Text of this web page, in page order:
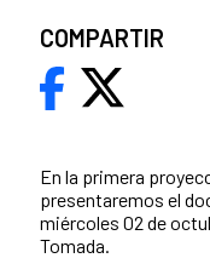
En la primera
presentaremos el
miércoles 02 de
Tomada.
COMPARTIR